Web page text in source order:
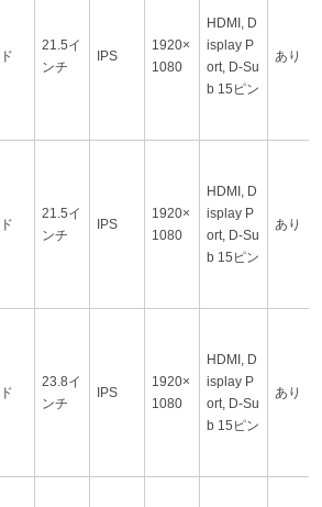
21.5イ
ンチ
IPS
1920×
1080
HDMI, D
isplay P
ort, D-Su
b 15ピン
あり
21.5イ
ンチ
IPS
1920×
1080
HDMI, D
isplay P
ort, D-Su
b 15ピン
あり
23.8イ
ンチ
IPS
1920×
1080
HDMI, D
isplay P
ort, D-Su
b 15ピン
あり